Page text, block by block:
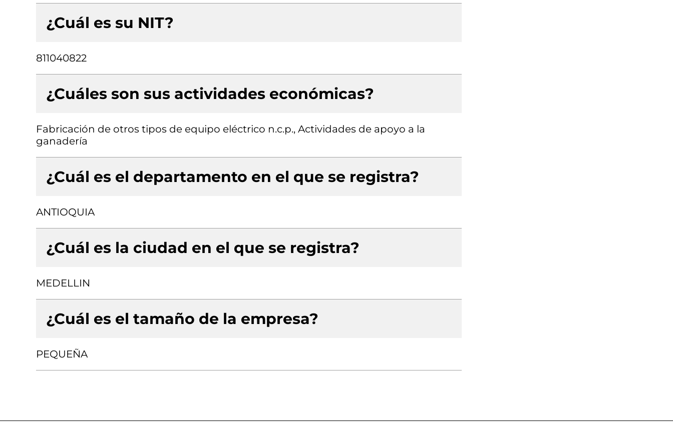
¿Cuál es su NIT?
811040822
¿Cuáles son sus actividades económicas?
Fabricación de otros tipos de equipo eléctrico n.c.p., Actividades de apoyo a la
ganadería
¿Cuál es el departamento en el que se registra?
ANTIOQUIA
¿Cuál es la ciudad en el que se registra?
MEDELLIN
¿Cuál es el tamaño de la empresa?
PEQUEÑA